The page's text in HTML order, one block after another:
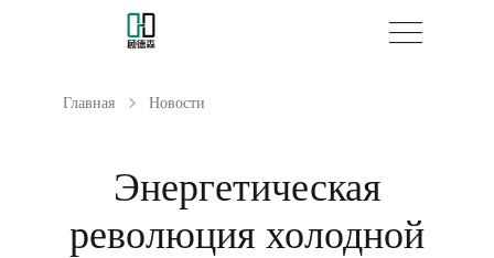
Главная Новости
Энергетическая
революция холодной